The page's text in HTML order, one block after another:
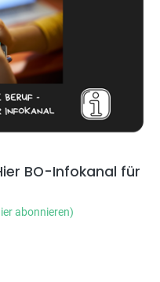
BO-Infokanal für
abonnieren)